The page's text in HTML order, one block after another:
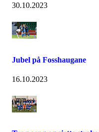
30.10.2023
Jubel på Fosshaugane
16.10.2023